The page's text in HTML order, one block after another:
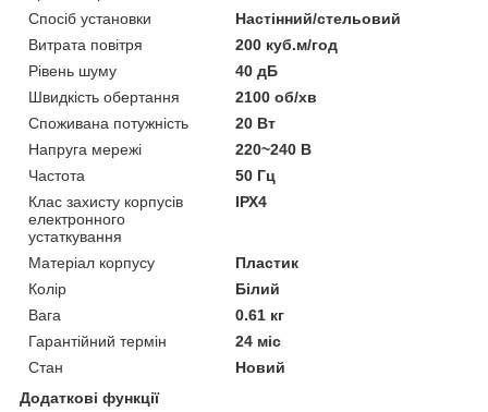
Спосіб установки
Настінний/стельовий
Витрата повітря
200 куб.м/год
Рівень шуму
40 дБ
Швидкість обертання
2100 об/хв
Споживана потужність
20 Вт
Напруга мережі
220~240 В
Частота
50 Гц
Клас захисту корпусів
електронного
устаткування
ІРХ4
Матеріал корпусу
Пластик
Колір
Білий
Вага
0.61 кг
Гарантійний термін
24 міс
Стан
Новий
Додаткові функції